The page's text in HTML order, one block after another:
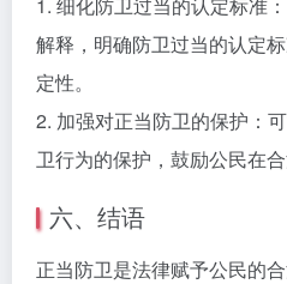
解释，明确防卫过当的认定
定性。
2. 加强对正当防卫的保护：
卫行为的保护，鼓励公民在
六、结语
正当防卫是法律赋予公民的